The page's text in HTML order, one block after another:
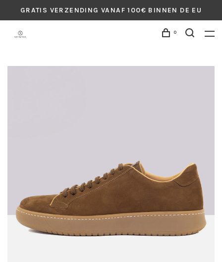
GRATIS VERZENDING VANAF 100€ BINNEN DE EU
0